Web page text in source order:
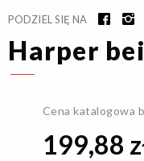
PODZIEL SIĘ NA
Harper
Cena katalogowa
199,88